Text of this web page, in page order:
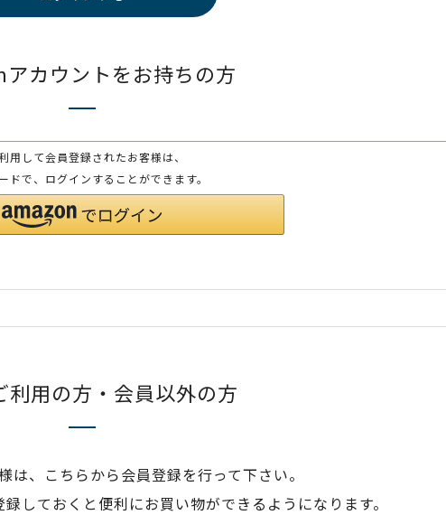
カウントをお持ちの方
して会員登録されたお客様は、
で、ログインすることができます。
利用の方・会員以外の方
は、こちらから会員登録を行って下さい。
しておくと便利にお買い物ができるようになります。